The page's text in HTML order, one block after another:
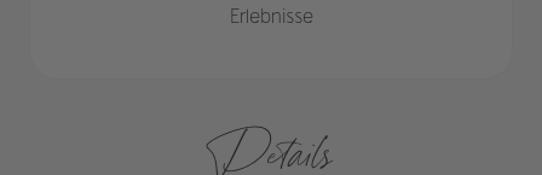
Erlebnisse
Details